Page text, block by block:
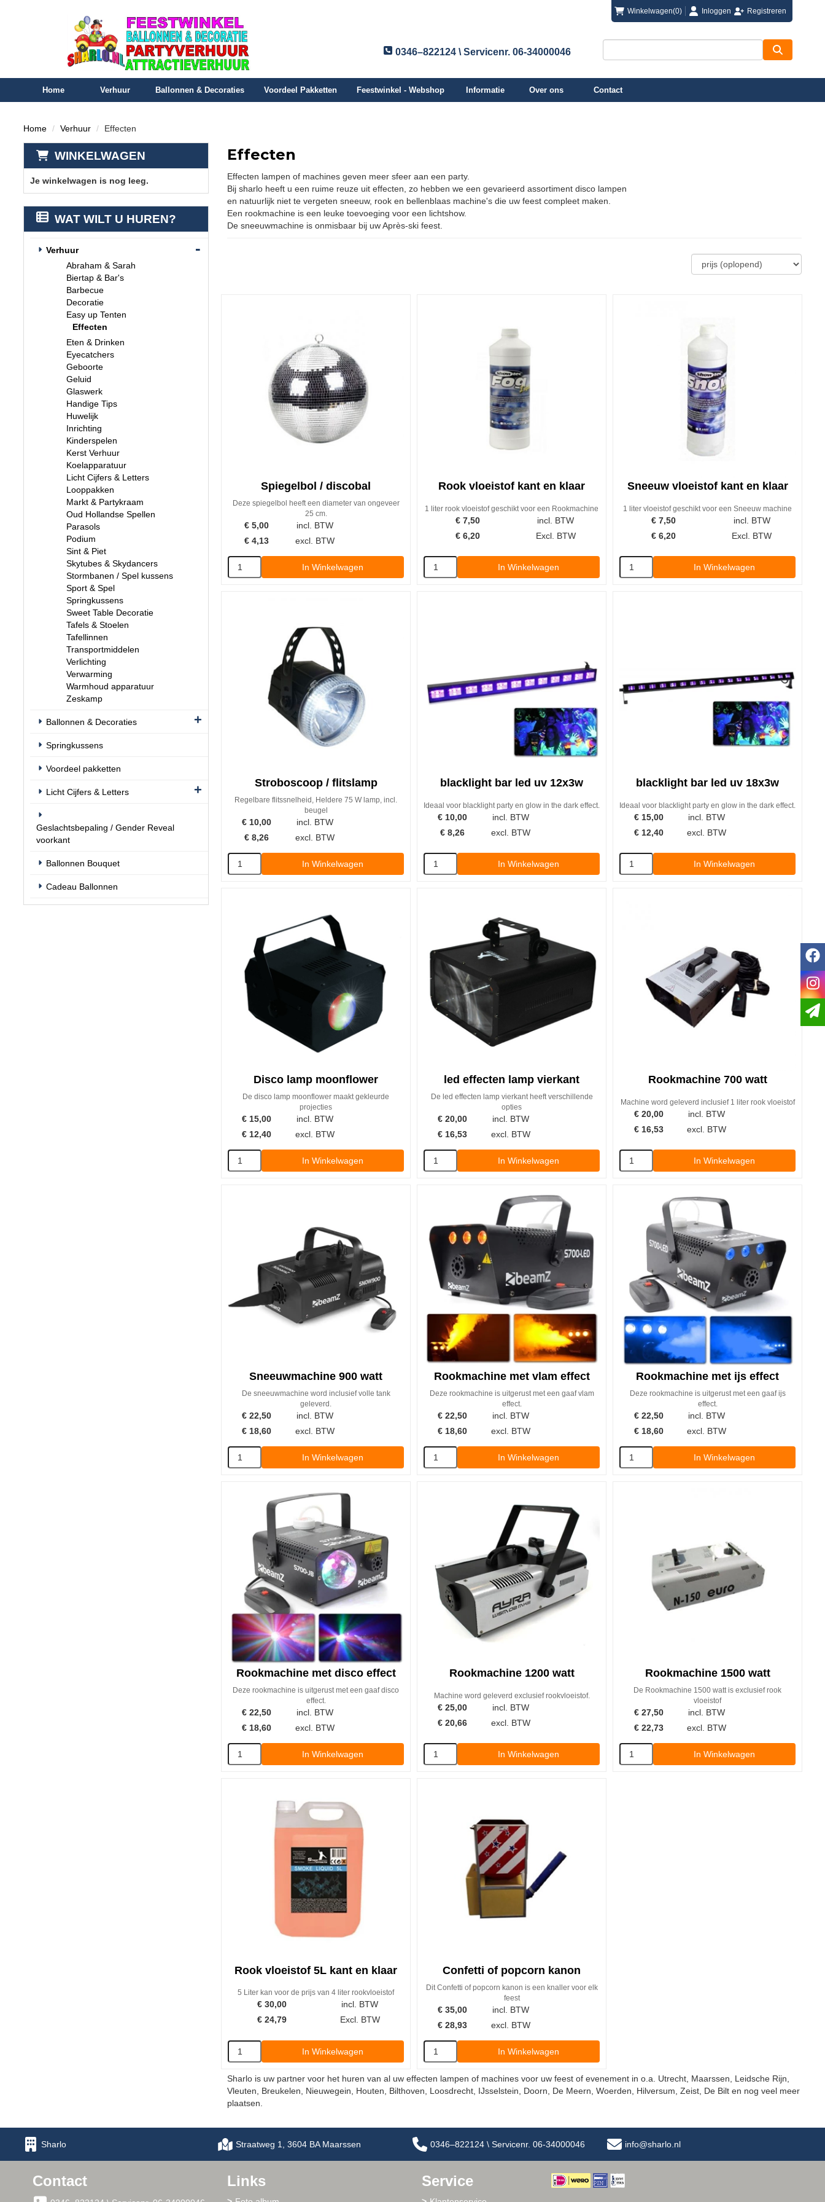
Winkelwagen(0) loginInloggen
registreren Registreren
0346–822124 \ Servicenr. 06-34000046
Home Verhuur Ballonnen & Decoraties Voordeel Pakketten Feestwinkel - Webshop Informatie Over ons Contact
Home Verhuur Effecten
WINKELWAGEN
Je winkelwagen is nog leeg.
WAT WILT U HUREN?
Verhuur
Abraham & Sarah
Biertap & Bar's
Barbecue
Decoratie
Easy up Tenten
Effecten
Eten & Drinken
Eyecatchers
Geboorte
Geluid
Glaswerk
Handige Tips
Huwelijk
Inrichting
Kinderspelen
Kerst Verhuur
Koelapparatuur
Licht Cijfers & Letters
Looppakken
Markt & Partykraam
Oud Hollandse Spellen
Parasols
Podium
Sint & Piet
Skytubes & Skydancers
Stormbanen / Spel kussens
Sport & Spel
Springkussens
Sweet Table Decoratie
Tafels & Stoelen
Tafellinnen
Transportmiddelen
Verlichting
Verwarming
Warmhoud apparatuur
Zeskamp
Ballonnen & Decoraties
Springkussens
Voordeel pakketten
Licht Cijfers & Letters
Geslachtsbepaling / Gender Reveal
voorkant
Ballonnen Bouquet
Cadeau Ballonnen
Effecten
Effecten lampen of machines geven meer sfeer aan een party.
Bij sharlo heeft u een ruime reuze uit effecten, zo hebben we een gevarieerd assortiment disco lampen
en natuurlijk niet te vergeten sneeuw, rook en bellenblaas machine's die uw feest compleet maken.
Een rookmachine is een leuke toevoeging voor een lichtshow.
De sneeuwmachine is onmisbaar bij uw Après-ski feest.
Spiegelbol / discobal
Deze spiegelbol heeft een diameter van ongeveer
25 cm.
€ 5,00
incl. BTW
€ 4,13 excl. BTW
In Winkelwagen
Rook vloeistof kant en klaar
1 liter rook vloeistof geschikt voor een Rookmachine
€ 7,50
incl. BTW
€ 6,20 Excl. BTW
In Winkelwagen
Sneeuw vloeistof kant en klaar
1 liter vloeistof geschikt voor een Sneeuw machine
€ 7,50
incl. BTW
€ 6,20 Excl. BTW
In Winkelwagen
Stroboscoop / flitslamp
Regelbare flitssnelheid, Heldere 75 W lamp, incl.
beugel
€ 10,00
incl. BTW
€ 8,26 excl. BTW
In Winkelwagen
blacklight bar led uv 12x3w
Ideaal voor blacklight party en glow in the dark effect.
€ 10,00
incl. BTW
€ 8,26 excl. BTW
In Winkelwagen
blacklight bar led uv 18x3w
Ideaal voor blacklight party en glow in the dark effect.
€ 15,00
incl. BTW
€ 12,40 excl. BTW
In Winkelwagen
Disco lamp moonflower
De disco lamp moonflower maakt gekleurde
projecties
€ 15,00
incl. BTW
€ 12,40 excl. BTW
In Winkelwagen
led effecten lamp vierkant
De led effecten lamp vierkant heeft verschillende
opties
€ 20,00
incl. BTW
€ 16,53 excl. BTW
In Winkelwagen
Rookmachine 700 watt
Machine word geleverd inclusief 1 liter rook vloeistof
€ 20,00
incl. BTW
€ 16,53 excl. BTW
In Winkelwagen
Sneeuwmachine 900 watt
De sneeuwmachine word inclusief volle tank
geleverd.
€ 22,50
incl. BTW
€ 18,60 excl. BTW
In Winkelwagen
Rookmachine met vlam effect
Deze rookmachine is uitgerust met een gaaf vlam
effect.
€ 22,50
incl. BTW
€ 18,60 excl. BTW
In Winkelwagen
Rookmachine met ijs effect
Deze rookmachine is uitgerust met een gaaf ijs
effect.
€ 22,50
incl. BTW
€ 18,60 excl. BTW
In Winkelwagen
Rookmachine met disco effect
Deze rookmachine is uitgerust met een gaaf disco
effect.
€ 22,50
incl. BTW
€ 18,60 excl. BTW
In Winkelwagen
Rookmachine 1200 watt
Machine word geleverd exclusief rookvloeistof.
€ 25,00
incl. BTW
€ 20,66 excl. BTW
In Winkelwagen
Rookmachine 1500 watt
De Rookmachine 1500 watt is exclusief rook
vloeistof
€ 27,50
incl. BTW
€ 22,73 excl. BTW
In Winkelwagen
Rook vloeistof 5L kant en klaar
5 Liter kan voor de prijs van 4 liter rookvloeistof
€ 30,00
incl. BTW
€ 24,79 Excl. BTW
In Winkelwagen
Confetti of popcorn kanon
Dit Confetti of popcorn kanon is een knaller voor elk
feest
€ 35,00
incl. BTW
€ 28,93 excl. BTW
In Winkelwagen
Sharlo is uw partner voor het huren van al uw effecten lampen of machines voor uw feest of evenement in o.a. Utrecht, Maarssen, Leidsche Rijn,
Vleuten, Breukelen, Nieuwegein, Houten, Bilthoven, Loosdrecht, IJsselstein, Doorn, De Meern, Woerden, Hilversum, Zeist, De Bilt en nog veel meer
plaatsen.
Sharlo Straatweg 1, 3604 BA Maarssen 0346–822124 \ Servicenr. 06-34000046 info@sharlo.nl
Contact Links Service